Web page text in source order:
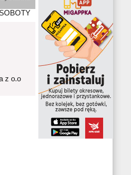
SOBOTY
z o.o